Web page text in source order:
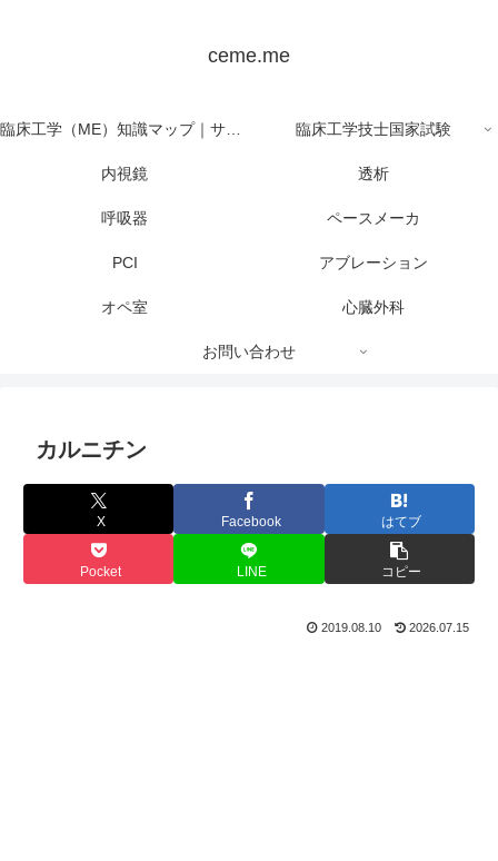
ceme.me
臨床工学（ME）知識マップ｜サイト全体の目次 臨床工学技士国家試験
内視鏡 透析
呼吸器 ペースメーカ
PCI アブレーション
オペ室 心臓外科
お問い合わせ
カルニチン
X Facebook はてブ
Pocket LINE コピー
2019.08.10 2026.07.15